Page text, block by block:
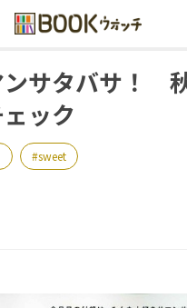
ンサタバサ！
ック
sweet